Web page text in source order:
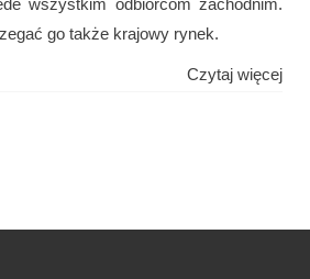
wszystkim odbiorcom zachodnim.
go także krajowy rynek.
Czytaj więcej